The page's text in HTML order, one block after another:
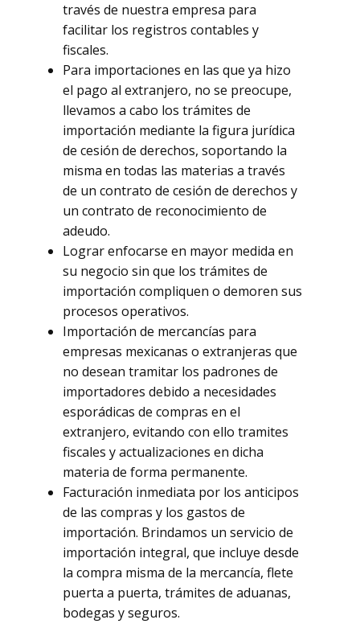
través de nuestra empresa para
facilitar los registros contables y
fiscales.
Para importaciones en las que ya hizo
el pago al extranjero, no se preocupe,
llevamos a cabo los trámites de
importación mediante la figura jurídica
de cesión de derechos, soportando la
misma en todas las materias a través
de un contrato de cesión de derechos y
un contrato de reconocimiento de
adeudo.
Lograr enfocarse en mayor medida en
su negocio sin que los trámites de
importación compliquen o demoren sus
procesos operativos.
Importación de mercancías para
empresas mexicanas o extranjeras que
no desean tramitar los padrones de
importadores debido a necesidades
esporádicas de compras en el
extranjero, evitando con ello tramites
fiscales y actualizaciones en dicha
materia de forma permanente.
Facturación inmediata por los anticipos
de las compras y los gastos de
importación. Brindamos un servicio de
importación integral, que incluye desde
la compra misma de la mercancía, flete
puerta a puerta, trámites de aduanas,
bodegas y seguros.